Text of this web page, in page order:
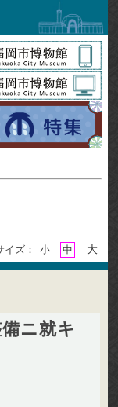
イズ： 小 中 大
ニ就キ